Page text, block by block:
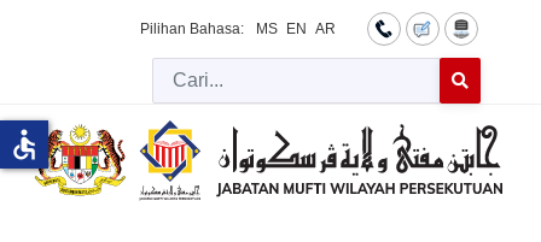
Pilihan Bahasa: MS EN AR
Cari
accessible